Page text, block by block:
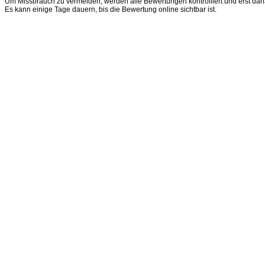
Es kann einige Tage dauern, bis die Bewertung online sichtbar ist.